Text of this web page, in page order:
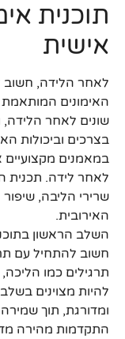
תוכנית
אישית
לאחר הלידה, חשוב
האימונים
שונים לאחר
בצרכים וביכולות
במאמנים מקצועיים
לאחר לידה. תכנית
שרירי הליבה,
האירובית.
השלב הראשון
חשוב להתחיל עם
תרגילים כמו הליכה,
להיות מצוינים
ומדורגת, תוך
התקדמות מהירה